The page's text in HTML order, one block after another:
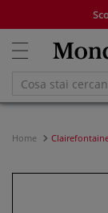
Home